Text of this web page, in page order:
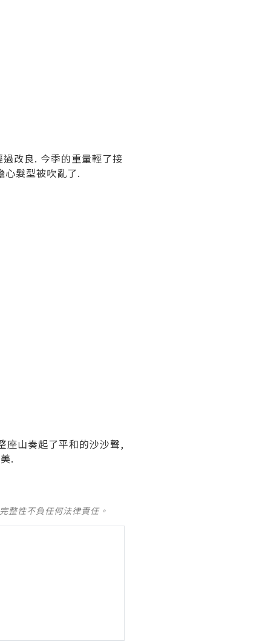
改良. 今季的重量輕了接
髮型被吹亂了.
座山奏起了平和的沙沙聲,
.
整性不負任何法律責任。